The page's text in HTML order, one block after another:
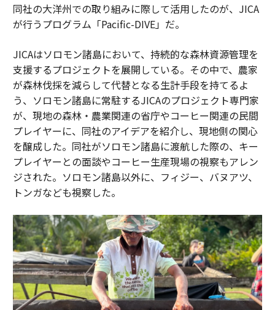
同社の大洋州での取り組みに際して活用したのが、JICA
が行うプログラム「Pacific-DIVE」だ。
JICAはソロモン諸島において、持続的な森林資源管理を
支援するプロジェクトを展開している。その中で、農家
が森林伐採を減らして代替となる生計手段を持てるよ
う、ソロモン諸島に常駐するJICAのプロジェクト専門家
が、現地の森林・農業関連の省庁やコーヒー関連の民間
プレイヤーに、同社のアイデアを紹介し、現地側の関心
を醸成した。同社がソロモン諸島に渡航した際の、キー
プレイヤーとの面談やコーヒー生産現場の視察もアレン
ジされた。ソロモン諸島以外に、フィジー、バヌアツ、
トンガなども視察した。